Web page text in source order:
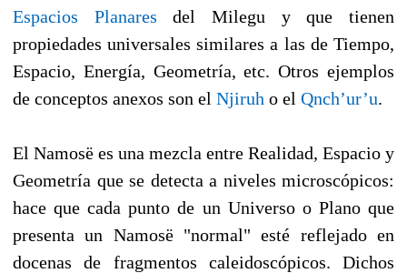
Espacios Planares del Milegu y que tienen
propiedades universales similares a las de Tiempo,
Espacio, Energía, Geometría, etc. Otros ejemplos
de conceptos anexos son el Njiruh o el Qnch’ur’u.
El Namosë es una mezcla entre Realidad, Espacio y
Geometría que se detecta a niveles microscópicos:
hace que cada punto de un Universo o Plano que
presenta un Namosë "normal" esté reflejado en
docenas de fragmentos caleidoscópicos. Dichos